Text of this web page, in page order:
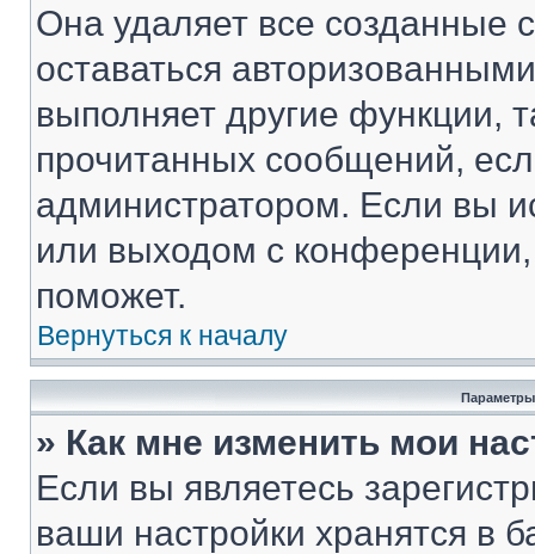
Она удаляет все созданные
оставаться
выполняет другие функции,
прочитанных сообщений,
администратором. Если вы
или выходом с
поможет.
Вернуться к началу
Параметры
» Как мне изменить мои
Если вы являетесь
ваши настройки хранятся в